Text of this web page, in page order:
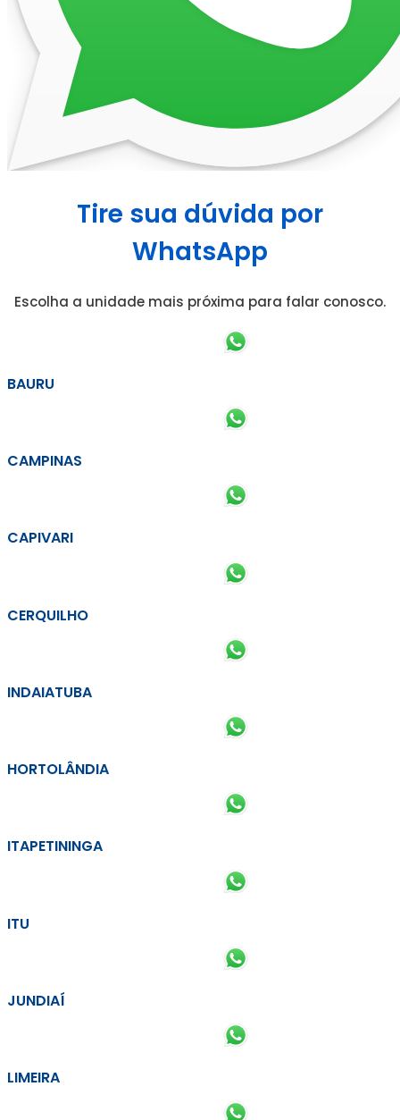
Tire sua dúvida por
WhatsApp
Escolha a unidade mais próxima para falar conosco.
BAURU
CAMPINAS
CAPIVARI
CERQUILHO
INDAIATUBA
HORTOLÂNDIA
ITAPETININGA
ITU
JUNDIAÍ
LIMEIRA